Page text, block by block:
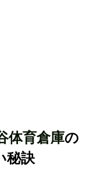
体育倉庫の
秘訣